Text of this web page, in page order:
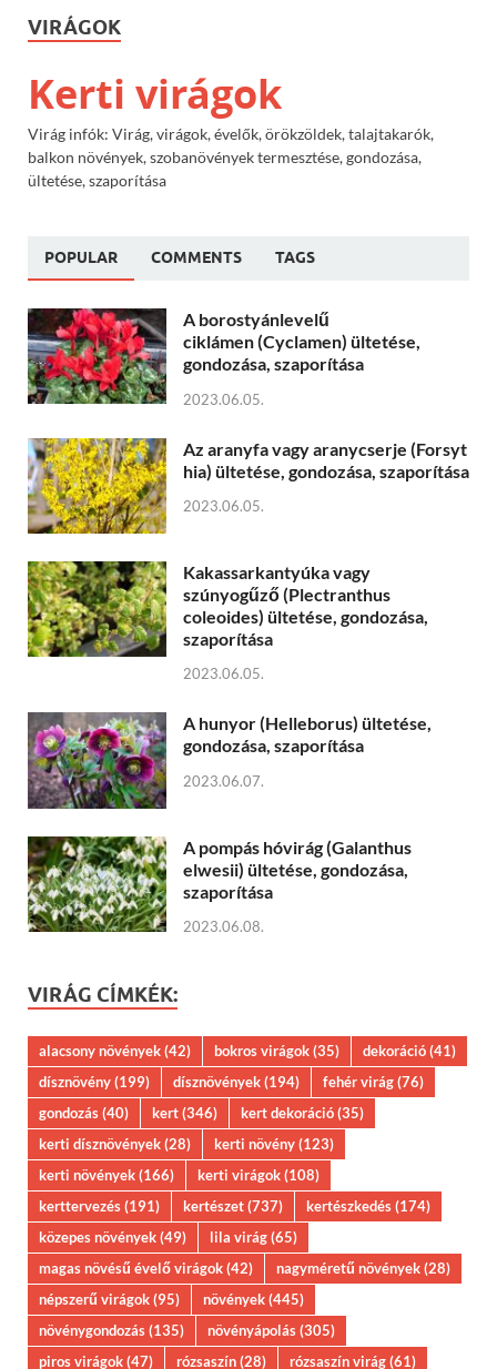
VIRÁGOK
Kerti virágok
Virág infók: Virág, virágok, évelők, örökzöldek, talajtakarók,
balkon növények, szobanövények termesztése, gondozása,
ültetése, szaporítása
POPULAR COMMENTS TAGS
A borostyánlevelű
ciklámen (Cyclamen) ültetése,
gondozása, szaporítása
2023.06.05.
Az aranyfa vagy aranycserje (Forsyt
hia) ültetése, gondozása, szaporítása
2023.06.05.
Kakassarkantyúka vagy
szúnyogűző (Plectranthus
coleoides) ültetése, gondozása,
szaporítása
2023.06.05.
A hunyor (Helleborus) ültetése,
gondozása, szaporítása
2023.06.07.
A pompás hóvirág (Galanthus
elwesii) ültetése, gondozása,
szaporítása
2023.06.08.
VIRÁG CÍMKÉK:
alacsony növények(42) bokros virágok(35) dekoráció(41)
dísznövény(199) dísznövények(194) fehér virág(76)
gondozás(40) kert(346) kert dekoráció(35)
kerti dísznövények(28) kerti növény(123)
kerti növények(166) kerti virágok(108)
kerttervezés(191) kertészet(737) kertészkedés(174)
közepes növények(49) lila virág(65)
magas növésű évelő virágok(42) nagyméretű növények(28)
népszerű virágok(95) növények(445)
növénygondozás(135) növényápolás(305)
piros virágok(47) rózsaszín(28) rózsaszín virág(61)